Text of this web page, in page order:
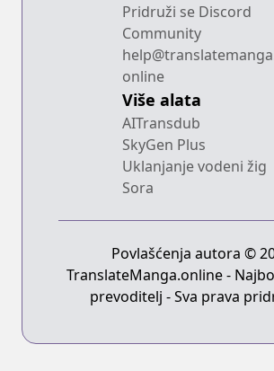
Pridruži se Discord
Community
online
Više alata
AITransdub
SkyGen Plus
Uklanjanje vodeni žig
Sora
Povlašćenja autora ©
TranslateManga.online -
prevoditelj - Sva prava